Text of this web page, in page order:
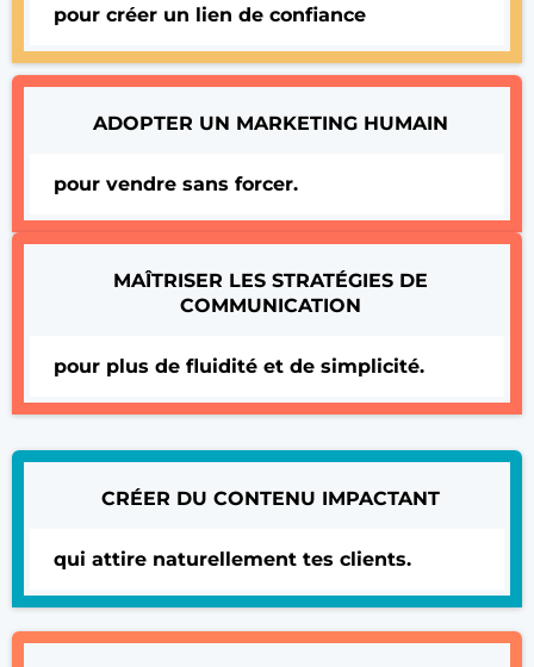
pour créer un lien de confiance
ADOPTER UN MARKETING HUMAIN
pour vendre sans forcer.
MAÎTRISER LES STRATÉGIES DE
COMMUNICATION
pour plus de fluidité et de simplicité.
CRÉER DU CONTENU IMPACTANT
qui attire naturellement tes clients.